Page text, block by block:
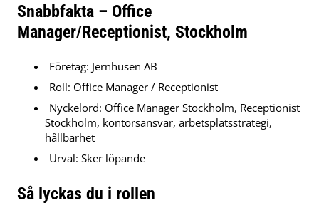
Snabbfakta – Office
Manager/Receptionist, Stockholm
Företag: Jernhusen AB
Roll: Office Manager / Receptionist
Nyckelord: Office Manager Stockholm, Receptionist
Stockholm, kontorsansvar, arbetsplatsstrategi,
hållbarhet
Urval: Sker löpande
Så lyckas du i rollen